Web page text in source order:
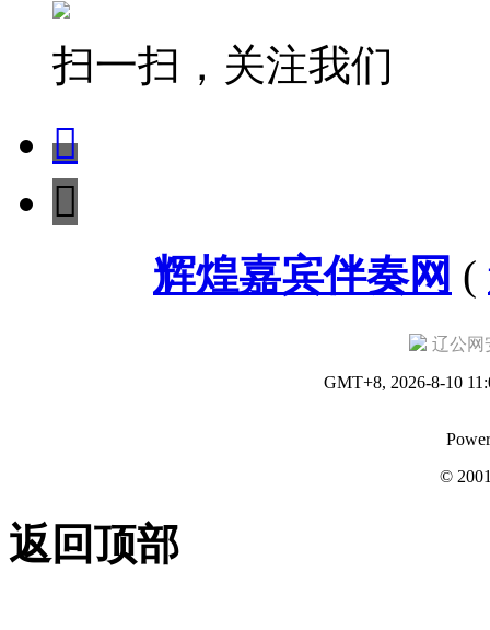
扫一扫，关注我们


辉煌嘉宾伴奏网 (
辽公网
GMT+8, 2026-8-10
©
返回顶部